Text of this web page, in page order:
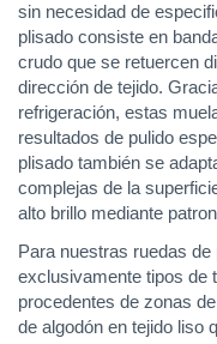
sin necesidad de
plisado consiste en
crudo que se retuercen
dirección de tejido.
refrigeración, estas
resultados de pulido
plisado también se
complejas de la
alto brillo mediante
Para nuestras ruedas
exclusivamente tipos de
procedentes de zonas
de algodón en tejido liso